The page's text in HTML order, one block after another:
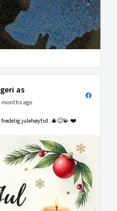
as
months ago
fredelig julehøytid. 🎄😊💫 ❤️